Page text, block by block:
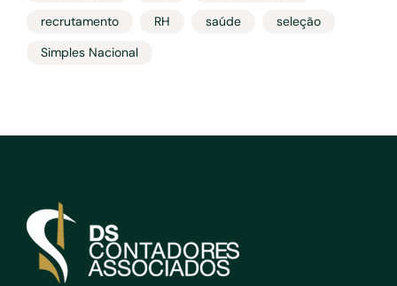
recrutamento
RH saúde
seleção
Simples Nacional